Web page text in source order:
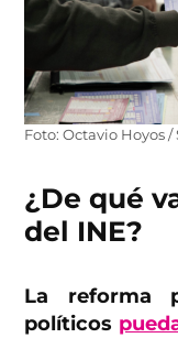
Foto: Octavio Hoyos
¿De qué
del INE?
La reforma
políticos